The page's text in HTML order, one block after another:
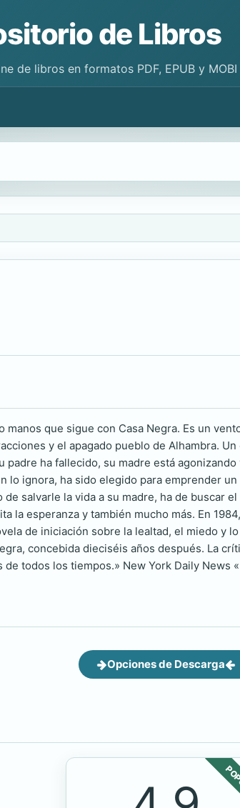
de Libros
de libros en formatos PDF, EPUB y MOBI
manos que sigue con Casa Negra. Es un
y el apagado pueblo de Alhambra.
padre ha fallecido, su madre está
lo ignora, ha sido elegido para emprender
salvarle la vida a su madre, ha de buscar
la esperanza y también mucho más. En
de iniciación sobre la lealtad, el miedo y
concebida dieciséis años después. La
todos los tiempos.» New York Daily News
Opciones de Descarga